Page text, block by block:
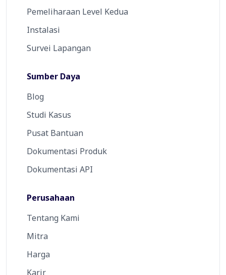
Pemeliharaan Level Kedua
Instalasi
Survei Lapangan
Sumber Daya
Blog
Studi Kasus
Pusat Bantuan
Dokumentasi Produk
Dokumentasi API
Perusahaan
Tentang Kami
Mitra
Harga
Karir